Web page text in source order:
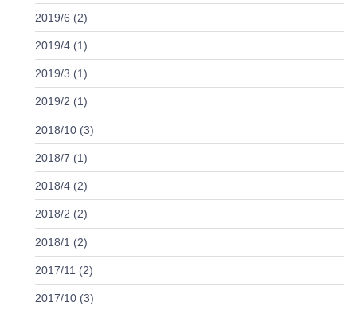
2019/6 (2)
2019/4 (1)
2019/3 (1)
2019/2 (1)
2018/10 (3)
2018/7 (1)
2018/4 (2)
2018/2 (2)
2018/1 (2)
2017/11 (2)
2017/10 (3)